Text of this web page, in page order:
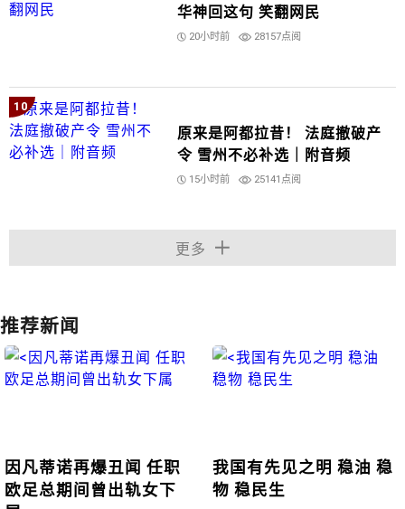
华神回这句 笑翻网民
20小时前 28157点阅
10
原来是阿都拉昔！ 法庭撤破产
令 雪州不必补选｜附音频
15小时前 25141点阅
更多
推荐新闻
因凡蒂诺再爆丑闻 任职
欧足总期间曾出轨女下
我国有先见之明 稳油 稳
物 稳民生